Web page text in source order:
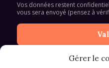
Gérer le
Vos données restent
vous sera envoyé (pensez à